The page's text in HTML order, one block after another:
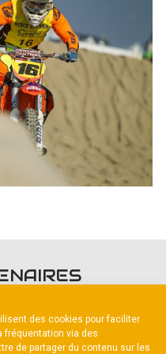
des cookies pour faciliter
fréquentation via des
de partager du contenu sur les